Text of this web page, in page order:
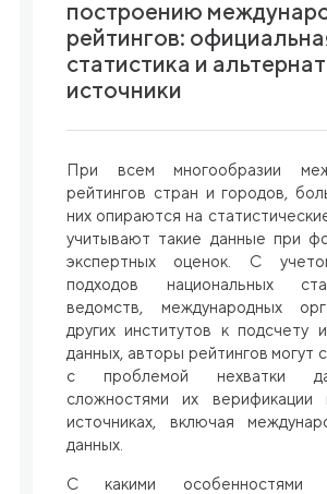
построению
рейтингов:
статистика и
источники
При всем многообразии
рейтингов стран и городов,
них опираются на
учитывают такие данные при
экспертных оценок. С
подходов национальных
ведомств, международных
других институтов к подсчету
данных, авторы рейтингов могут
с проблемой нехватки
сложностями их верификации
источниках, включая
данных.
С какими